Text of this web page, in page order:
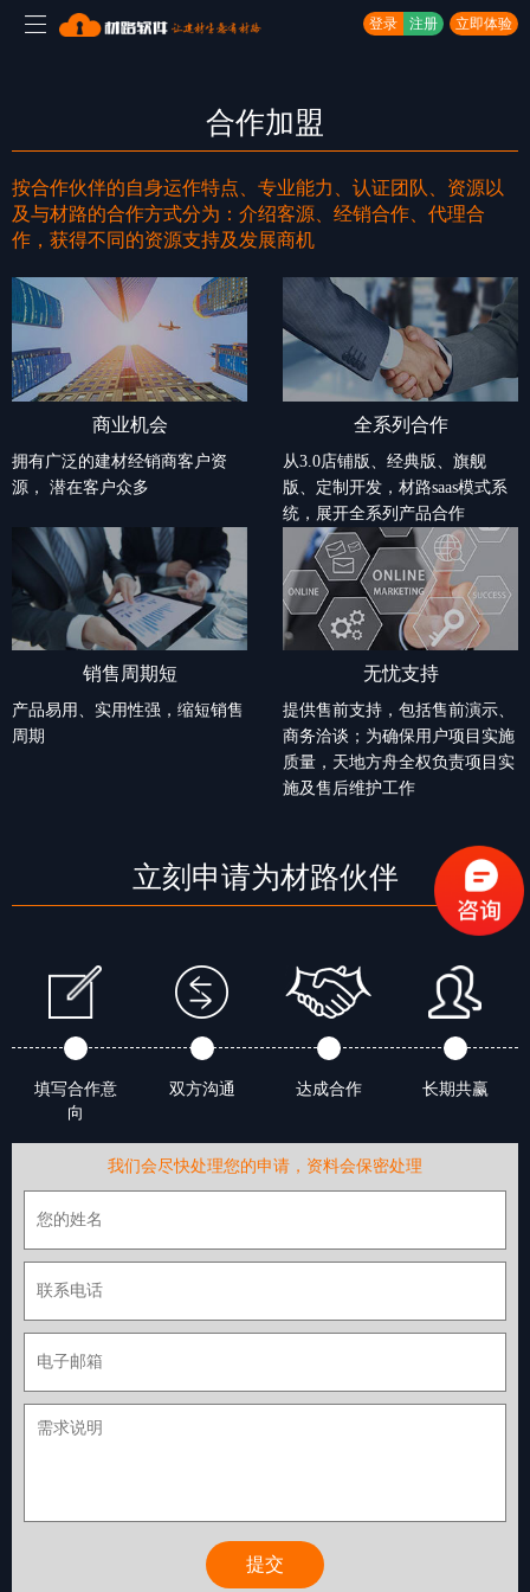
登录 注册 立即体验
合作加盟
按合作伙伴的自身运作特点、专业能力、认证团队、资源以
及与材路的合作方式分为：介绍客源、经销合作、代理合
作，获得不同的资源支持及发展商机
商业机会
拥有广泛的建材经销商客户资
源， 潜在客户众多
全系列合作
从3.0店铺版、经典版、旗舰
版、定制开发，材路saas模式系
统，展开全系列产品合作
销售周期短
产品易用、实用性强，缩短销售
周期
无忧支持
提供售前支持，包括售前演示、
商务洽谈；为确保用户项目实施
质量，天地方舟全权负责项目实
施及售后维护工作
立刻申请为材路伙伴
填写合作意
向
双方沟通 达成合作 长期共赢
我们会尽快处理您的申请，资料会保密处理
提交